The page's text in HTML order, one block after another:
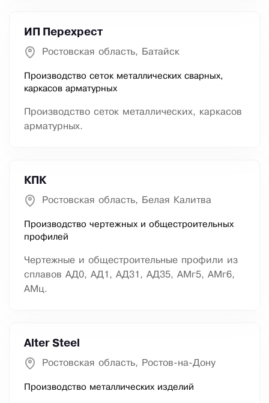
ИП Перехрест
Ростовская область, Батайск
Производство сеток металлических сварных,
каркасов арматурных
Производство сеток металлических, каркасов
арматурных.
КПК
Ростовская область, Белая Калитва
Производство чертежных и общестроительных
профилей
Чертежные и общестроительные профили из
сплавов АД0, АД1, АД31, АД35, АМг5, АМг6,
АМц.
Alter Steel
Ростовская область, Ростов-на-Дону
Производство металлических изделий